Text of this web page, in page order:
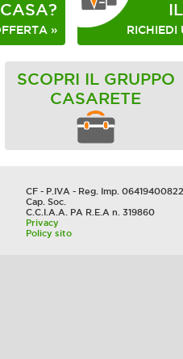
»
SCOPRI IL GRUPPO
CASARETE
CF - P.IVA - Reg. Imp. 06419400822
Cap. Soc.
C.C.I.A.A. PA R.E.A n. 319860
Privacy
Policy sito